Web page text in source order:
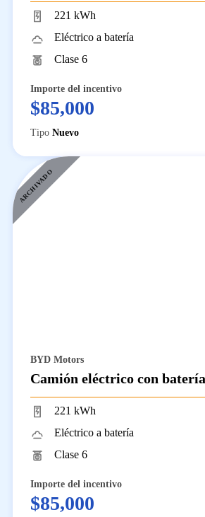
221 kWh
Eléctrico a batería
Clase 6
Importe del incentivo
$85,000
Tipo Nuevo
ARCHIVADO
BYD Motors
Camión eléctrico con
221 kWh
Eléctrico a batería
Clase 6
Importe del incentivo
$85,000